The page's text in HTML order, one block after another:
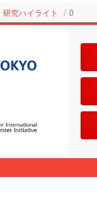
研究ハイライト 0